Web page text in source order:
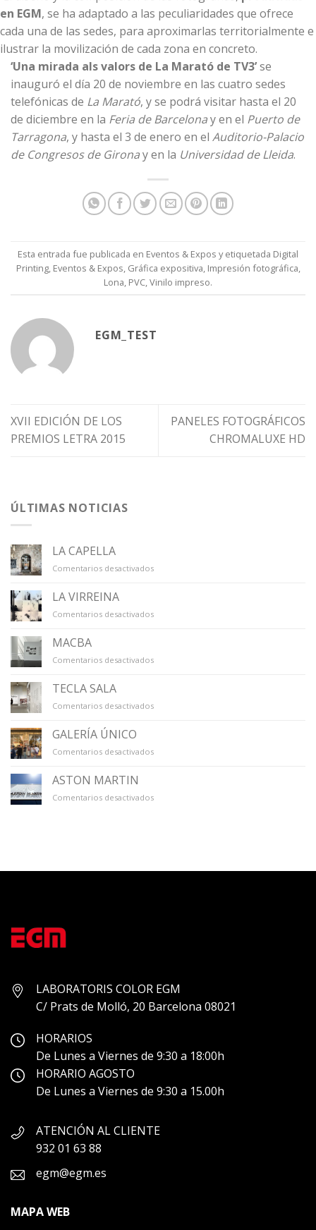
en EGM, se ha adaptado a las peculiaridades que ofrece
cada una de las sedes, para aproximarlas territorialmente e
ilustrar la movilización de cada zona en concreto.
‘Una mirada als valors de La Marató de TV3’se
inauguró el día 20 de noviembre en las cuatro sedes
telefónicas de La Marató, y se podrá visitar hasta el 20
de diciembre en la Feria de Barcelonay en el Puerto de
Tarragona, y hasta el 3 de enero en el Auditorio-Palacio
de Congresos de Gironay en la Universidad de Lleida.
Esta entrada fue publicada en Eventos & Expos y etiquetada Digital
Printing, Eventos & Expos Gráfica expositiva Impresión fotográfica
Lona PVC Vinilo impreso.
EGM_TEST
XVII EDICIÓN DE LOS
PREMIOS LETRA 2015
PANELES FOTOGRÁFICOS
CHROMALUXE HD
ÚLTIMAS NOTICIAS
LA CAPELLA
Comentarios desactivadosen
LA VIRREINA
Comentarios desactivadosen
MACBA
Comentarios desactivadosen
TECLA SALA
Comentarios desactivadosen
GALERÍA ÚNICO
Comentarios desactivadosen
ASTON MARTIN
Comentarios desactivadosen
LABORATORIS COLOR EGM
C/ Prats de Molló, 20 Barcelona 08021
HORARIOS
De Lunes a Viernes de 9:30 a 18:00h
HORARIO AGOSTO
De Lunes a Viernes de 9:30 a 15.00h
ATENCIÓN AL CLIENTE
932 01 63 88
egm@egm.es
MAPA WEB